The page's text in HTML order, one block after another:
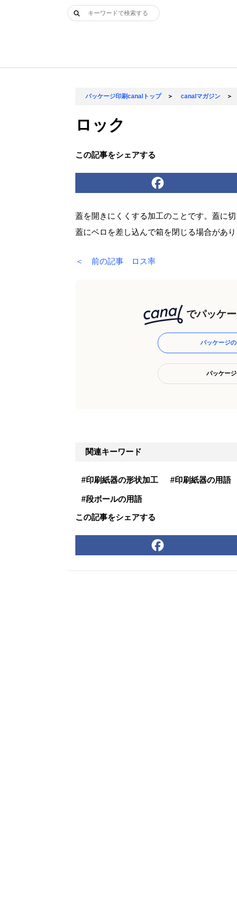
検
パッケージ印刷canalトップ＞canalマガジン
ロック
この記事をシェアする
蓋を開きにくくする加工のことです。蓋に
蓋にベロを差し込んで箱を閉じる場合があり
＜ 前の記事 ロス率
でパッケ
パッケージ
パッケー
関連キーワード
#印刷紙器の形状加工 #印刷紙器の用語
#段ボールの用語
この記事をシェアする